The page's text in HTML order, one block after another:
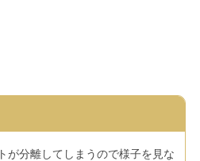
が分離してしまうので様子を見な